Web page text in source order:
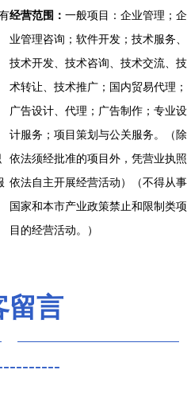
经营范围： 一般项目：企业管理；企
业管理咨询；软件开发；技术服务、
技术开发、技术咨询、技术交流、技
术转让、技术推广；国内贸易代理；
广告设计、代理；广告制作；专业设
计服务；项目策划与公关服务。（除
依法须经批准的项目外，凭营业执照
依法自主开展经营活动）（不得从事
国家和本市产业政策禁止和限制类项
目的经营活动。）
留言